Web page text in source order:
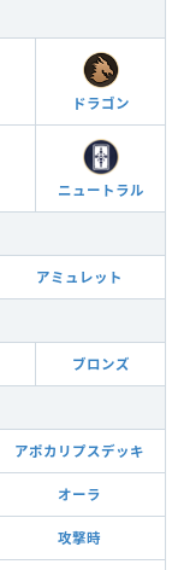
ドラゴン
ニュートラル
アミュレット
ブロンズ
アポカリプスデッキ
オーラ
攻撃時